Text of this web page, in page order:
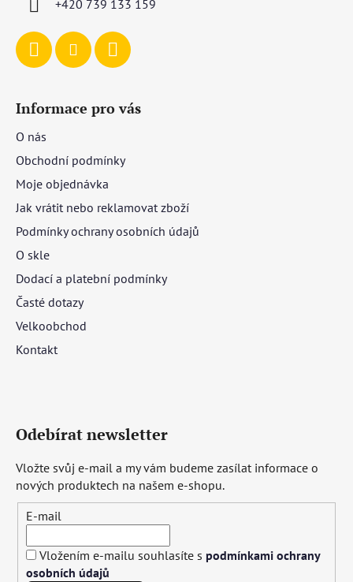
+420 739 133 159
Informace pro vás
O nás
Obchodní podmínky
Moje objednávka
Jak vrátit nebo reklamovat zboží
Podmínky ochrany osobních údajů
O skle
Dodací a platební podmínky
Časté dotazy
Velkoobchod
Kontakt
Odebírat newsletter
Vložte svůj e-mail a my vám budeme zasílat informace o
nových produktech na našem e-shopu.
E-mail
Vložením e-mailu souhlasíte s podmínkami ochrany
osobních údajů